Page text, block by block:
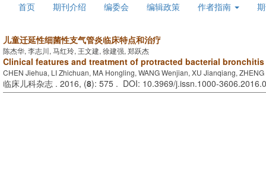
首页 期刊介绍 编委会 编辑政策 作者指南
儿童迁延性细菌性支气管炎临床特点和治疗
陈杰华, 李志川, 马红玲, 王文建, 徐建强, 郑跃杰
Clinical features and treatment of protracted bacterial
CHEN Jiehua, LI Zhichuan, MA Hongling, WANG Wenjian, XU Jianqiang,
临床儿科杂志 . 2016, (8): 575 . DOI: 10.3969/j.issn.1000-